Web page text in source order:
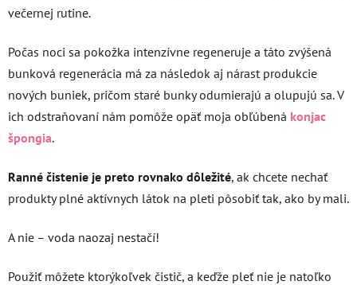
večernej rutine.
Počas noci sa pokožka intenzívne regeneruje a táto zvýšená
bunková regenerácia má za následok aj nárast produkcie
nových buniek, pričom staré bunky odumierajú a olupujú sa. V
ich odstraňovaní nám pomôže opäť moja obľúbená konjac
špongia.
Ranné čistenie je preto rovnako dôležité, ak chcete nechať
produkty plné aktívnych látok na pleti pôsobiť tak, ako by mali.
A nie – voda naozaj nestačí!
Použiť môžete ktorýkoľvek čistič, a keďže pleť nie je natoľko